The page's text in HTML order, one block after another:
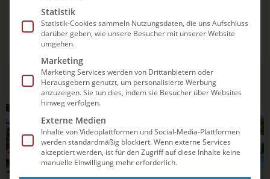
Titelentscheidung an ungewohntem Ort: In der
Wasserball-Bundesliga der Frauen blieb jedoch vieles wie
erwartet.
WASSERBALL
Statistik
Statistik-Cookies sammeln Nutzungsdaten, die uns Aufschluss
darüber geben, wie unsere Besucher mit unserer Website
umgehen.
Marketing
Marketing Services werden von Drittanbietern oder
Herausgebern genutzt, um personalisierte Werbung
anzuzeigen. Sie tun dies, indem sie Besucher über Websites
hinweg verfolgen.
Externe Medien
Inhalte von Videoplattformen und Social-Media-Plattformen
werden standardmäßig blockiert. Wenn externe Services
akzeptiert werden, ist für den Zugriff auf diese Inhalte keine
manuelle Einwilligung mehr erforderlich.